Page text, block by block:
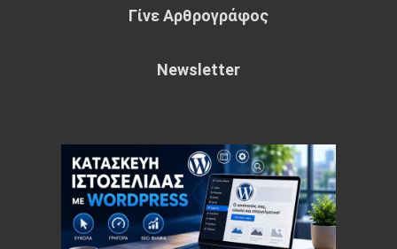
Γίνε Αρθρογράφος
Newsletter